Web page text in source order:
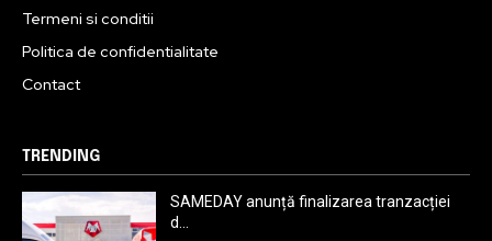
Termeni si conditii
Politica de confidentialitate
Contact
TRENDING
SAMEDAY anunță finalizarea tranzacției
d...